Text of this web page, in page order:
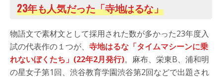
23年も人気だった「寺地はるな」
物語文で素材文として採用された数が多かった23年度入
試の代表作の１つが、 寺地はるな「タイムマシーンに乗
れないぼくたち」(22年2月発行)。麻布、栄東B、浦和明
の星女子第1回、渋谷教育学園渋谷第2回などで出題され